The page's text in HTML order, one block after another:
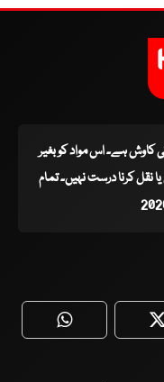
کی کاوش ہے۔ اس مواد کو بغیر
کرنا درست نہیں۔ تمام
WhatsApp